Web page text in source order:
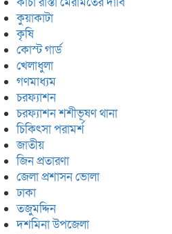
কুয়াকাটা
কৃষি
কোস্ট গার্ড
খেলাধুলা
গণমাধ্যম
চরফ্যাশন
চরফ্যাশন শশীভূষণ থানা
চিকিৎসা পরামর্শ
জাতীয়
জিন প্রতারণা
জেলা প্রশাসন ভোলা
ঢাকা
তজুমদ্দিন
দশমিনা উপজেলা